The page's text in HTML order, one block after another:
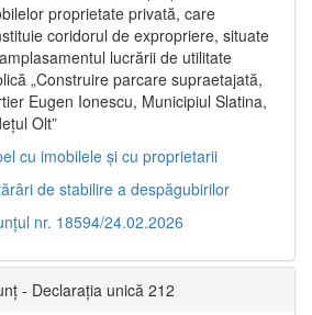
proprietate privată, care
coridorul de expropriere, situate
lucrării de utilitate
„Construire parcare supraetajată,
Eugen Ionescu, Municipiul Slatina,
Olt”
cu imobilele și cu proprietarii
de stabilire a despăgubirilor
nr. 18594/24.02.2026
- Declarația unică 212